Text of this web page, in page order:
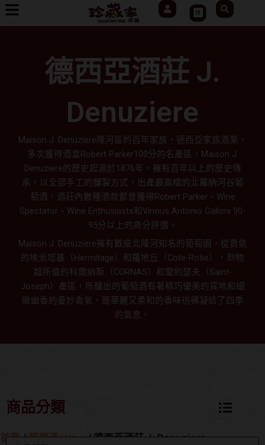
跳
User
Cart
Search
德西亞酒莊 J.
Denuziere
Maison J. Denuziere隆河區的百年家族‧德西亞家族酒業，
多次獲得酒皇Robert Parker100分的名產區，Maison J.
Denuziere的歷史起源於1876年，擁有百年以上的歷史傳
承，以全部手工的釀製方式，出產最高檔的北羅納河谷葡
萄酒，酒莊內數種酒款都曾獲得Robert Parker、Wine
Spectator、Wine Enthusiasts和Vinous Antonio Galloni 90-
95分以上的高分評價。
Maison J. Denuziere擁有數座北隆河知名的葡萄園，從貴氣
的埃米塔基（Hermitage）和羅地丘（Cote-Rotie），到物
超所值的科爾納斯（CORNAS）和聖約瑟夫（Saint-
Joseph）產區，所釀出的葡萄酒有著精巧優美的質地和細
緻幽香的曼妙香氣，既華麗又柔和的香味彷彿凝結了四季
的氣息。
商品分類
首頁/葡萄酒 Wine/ 德西亞酒莊 J. Denuziere